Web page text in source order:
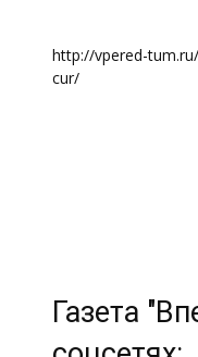
http://vpered-
cur/
Газета